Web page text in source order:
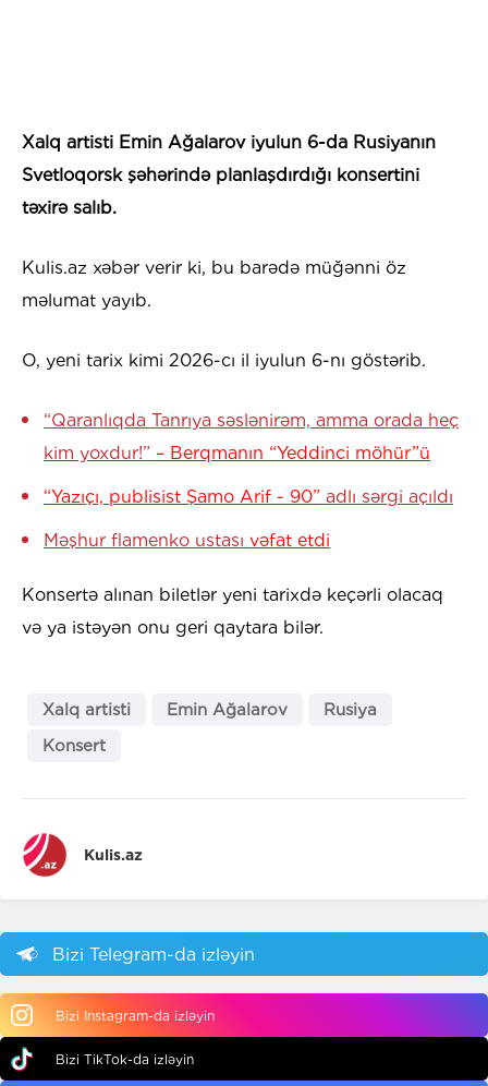
Xalq artisti Emin Ağalarov iyulun 6-da Rusiyanın
Svetloqorsk şəhərində planlaşdırdığı konsertini
təxirə salıb.
Kulis.az xəbər verir ki, bu barədə müğənni öz
məlumat yayıb.
O, yeni tarix kimi 2026-cı il iyulun 6-nı göstərib.
“Qaranlıqda Tanrıya səslənirəm, amma orada heç
kim yoxdur!” – Berqmanın “Yeddinci möhür”ü
“Yazıçı, publisist Şamo Arif - 90” adlı sərgi açıldı
Məşhur flamenko ustası vəfat etdi
Konsertə alınan biletlər yeni tarixdə keçərli olacaq
və ya istəyən onu geri qaytara bilər.
Xalq artisti Emin Ağalarov
Rusiya
Konsert
Kulis.az
Bizi Telegram-da izləyin
Bizi Instagram-da izləyin
Bizi TikTok-da izləyin